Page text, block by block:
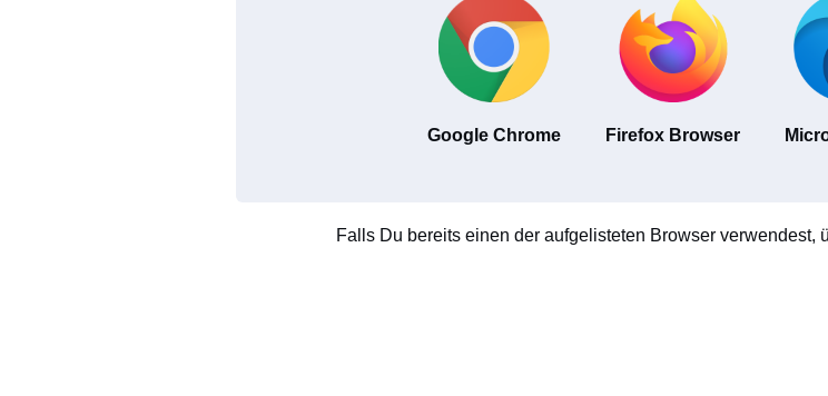
Google Chrome Firefox Browser
Falls Du bereits einen der aufgelisteten Browser verwendest,